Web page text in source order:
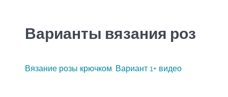
Варианты вязания роз
Вязание розы крючком. Вариант 1+ видео